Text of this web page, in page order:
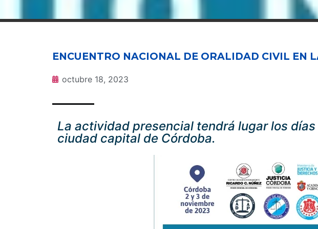
ENCUENTRO NACIONAL DE ORALIDAD CIVIL EN
octubre 18, 2023
La actividad presencial tendrá lugar los
ciudad capital de Córdoba.